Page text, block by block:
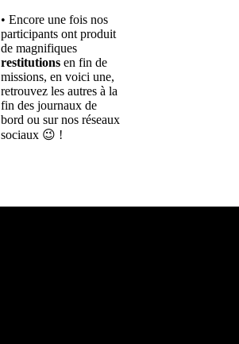
• Encore une fois nos
participants ont produit
de magnifiques
restitutions en fin de
missions, en voici une,
retrouvez les autres à la
fin des journaux de
bord ou sur nos réseaux
sociaux 😉 !